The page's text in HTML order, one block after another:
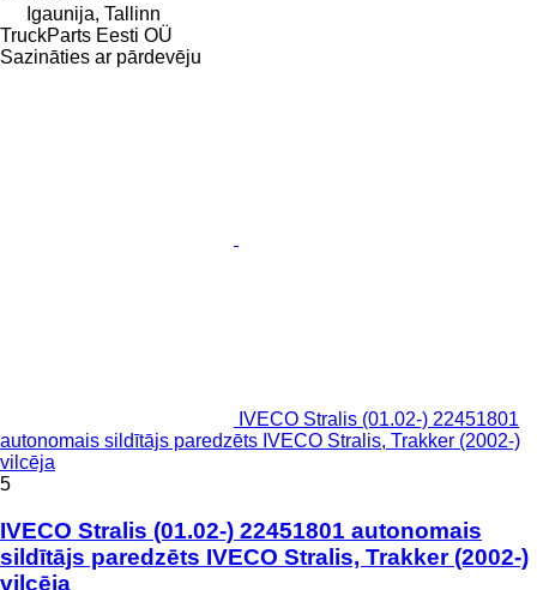
Igaunija, Tallinn
TruckParts Eesti OÜ
Sazināties ar pārdevēju
IVECO Stralis (01.02-) 22451801
autonomais sildītājs paredzēts IVECO Stralis, Trakker (2002-)
vilcēja
5
IVECO Stralis (01.02-) 22451801 autonomais
sildītājs paredzēts IVECO Stralis, Trakker (2002-)
vilcēja